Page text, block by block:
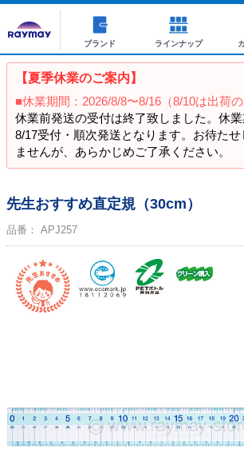
ブランド ラインナップ
【夏季休業のご案内】
■休業期間：2026/8/8〜8/16（8/10は出荷の
休業前発送の受付は終了致しました。休
8/17受付・順次発送となります。お待た
ませんが、あらかじめご了承ください。
先生おすすめ直定規（30cm）
品番： APJ257